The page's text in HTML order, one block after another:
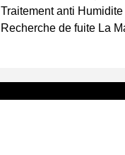
Traitement anti
Recherche de fuite La